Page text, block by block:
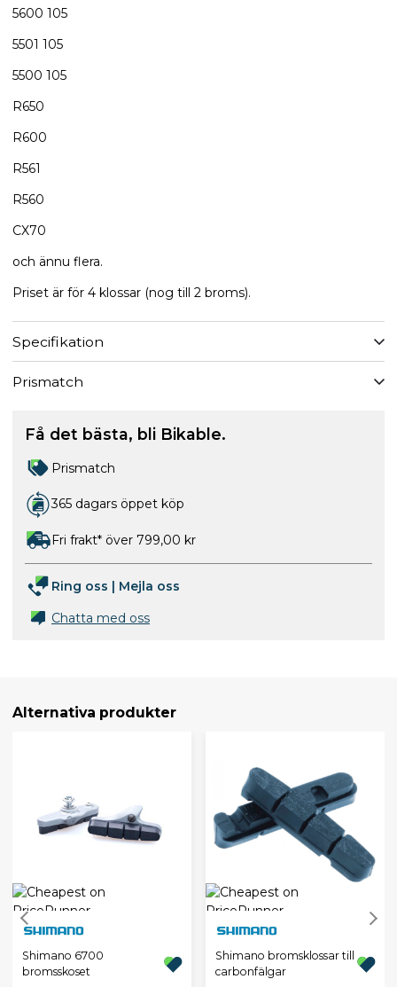
5600​ 105
5501 105
5500​ 105
R650
R600
R561
R560
CX70
​och ännu flera.
Priset är för 4 klossar (nog till 2 broms).
Specifikation
Prismatch
Få det bästa, bli Bikable.
Prismatch
365 dagars öppet köp
Fri frakt* över 799,00 kr
Ring oss | Mejla oss
Chatta med oss
Alternativa produkter
Shimano 6700
bromsskoset
Shimano bromsklossar till
carbonfälgar